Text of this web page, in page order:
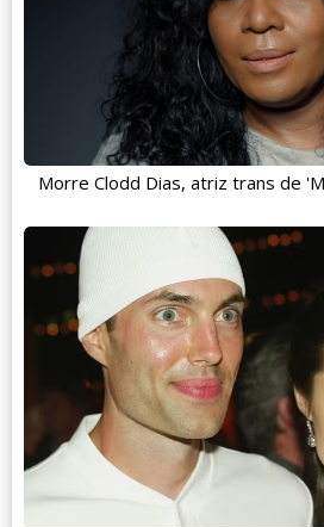
Morre Clodd Dias, atriz trans de